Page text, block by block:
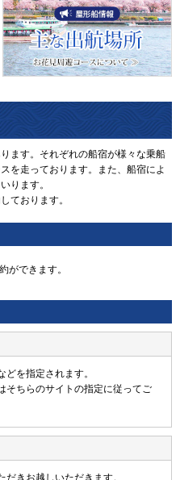
ます。それぞれの船宿が様々な乗船
を走っております。また、船宿によ
ります。
ております。
ができます。
を指定されます。
そちらのサイトの指定に従ってご
きお越しいただきます。